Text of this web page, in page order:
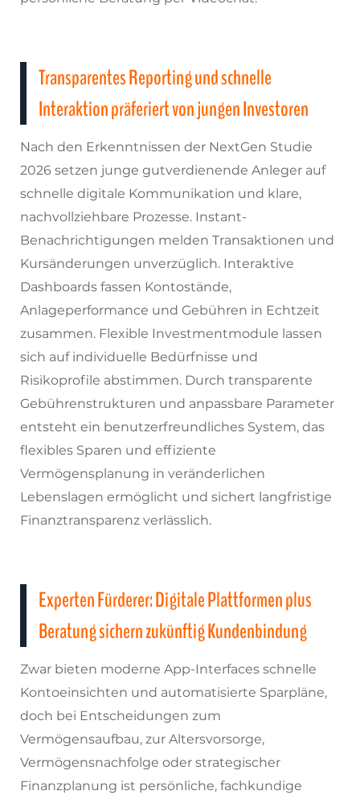
Transparentes Reporting und schnelle
Interaktion präferiert von jungen Investoren
Nach den Erkenntnissen der NextGen Studie
2026 setzen junge gutverdienende Anleger auf
schnelle digitale Kommunikation und klare,
nachvollziehbare Prozesse. Instant-
Benachrichtigungen melden Transaktionen und
Kursänderungen unverzüglich. Interaktive
Dashboards fassen Kontostände,
Anlageperformance und Gebühren in Echtzeit
zusammen. Flexible Investmentmodule lassen
sich auf individuelle Bedürfnisse und
Risikoprofile abstimmen. Durch transparente
Gebührenstrukturen und anpassbare Parameter
entsteht ein benutzerfreundliches System, das
flexibles Sparen und effiziente
Vermögensplanung in veränderlichen
Lebenslagen ermöglicht und sichert langfristige
Finanztransparenz verlässlich.
Experten Fürderer: Digitale Plattformen plus
Beratung sichern zukünftig Kundenbindung
Zwar bieten moderne App-Interfaces schnelle
Kontoeinsichten und automatisierte Sparpläne,
doch bei Entscheidungen zum
Vermögensaufbau, zur Altersvorsorge,
Vermögensnachfolge oder strategischer
Finanzplanung ist persönliche, fachkundige